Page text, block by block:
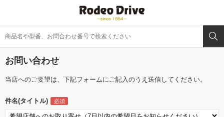
お問い合わせ
当店へのご要望は、下記フォームにご記入のうえ送信してください。
件名(タイトル)